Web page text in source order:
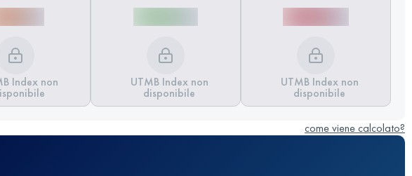
Index non UTMB Index non
disponibile
UTMB Index non
disponibile
come viene calcolato?